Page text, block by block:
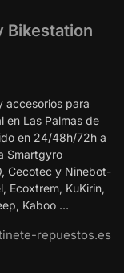
Bikestation
accesorios para
en Las Palmas de
en 24/48h/72h a
Smartgyro
Cecotec y Ninebot-
Ecoxtrem, KuKirin,
Kaboo …
repuestos.es